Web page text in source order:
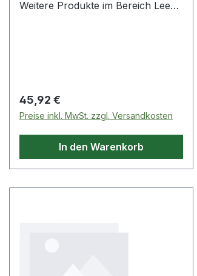
Weitere Produkte im Bereich Leere
Regulärer Preis:
45,92 €
Preise inkl. MwSt. zzgl. Versandkosten
In den Warenkorb